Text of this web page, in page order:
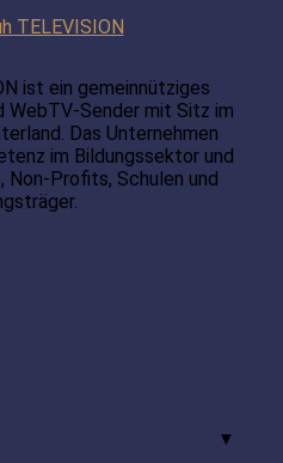
ist ein gemeinnütziges
WebTV-Sender mit Sitz im
Das Unternehmen
im Bildungssektor und
Non-Profits, Schulen und